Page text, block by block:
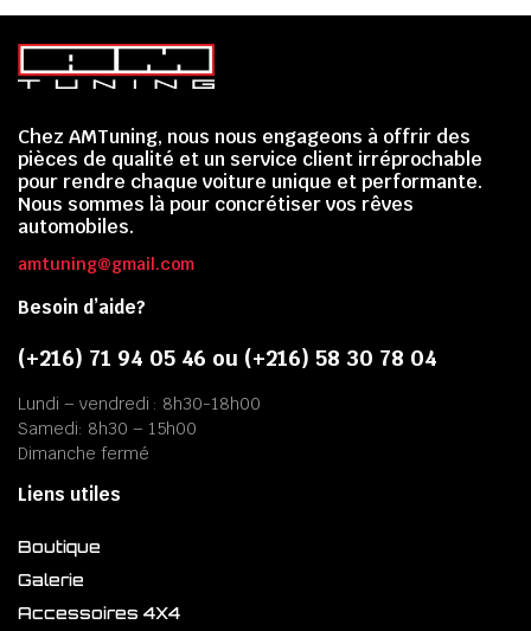
Chez AMTuning, nous nous engageons à offrir des
pièces de qualité et un service client irréprochable
pour rendre chaque voiture unique et performante.
Nous sommes là pour concrétiser vos rêves
automobiles.
amtuning@gmail.com
Besoin d’aide?
(+216) 71 94 05 46 ou (+216) 58 30 78 04
Lundi – vendredi : 8h30-18h00
Samedi: 8h30 – 15h00
Dimanche fermé
Liens utiles
Boutique
Galerie
Accessoires 4X4